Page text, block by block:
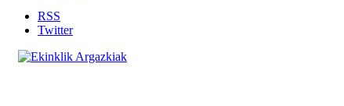
RSS
Twitter